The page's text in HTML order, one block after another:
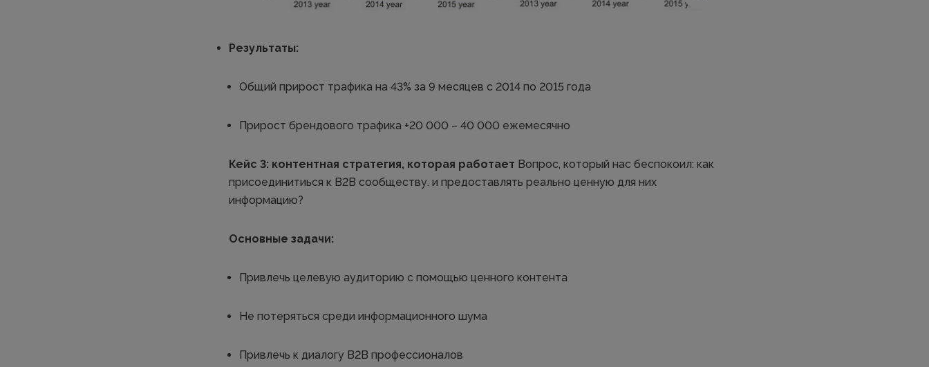
Результаты:
Общий прирост трафика на 43% за 9 месяцев с 2014 по 2015 года
Прирост брендового трафика +20 000 – 40 000 ежемесячно
Кейс 3: контентная стратегия, которая работает Вопрос, который нас беспокоил: как
присоединитиься к B2B сообществу. и предоставлять реально ценную для них
информацию?
Основные задачи:
Привлечь целевую аудиторию с помощью ценного контента
Не потеряться среди информационного шума
Привлечь к диалогу B2B профессионалов